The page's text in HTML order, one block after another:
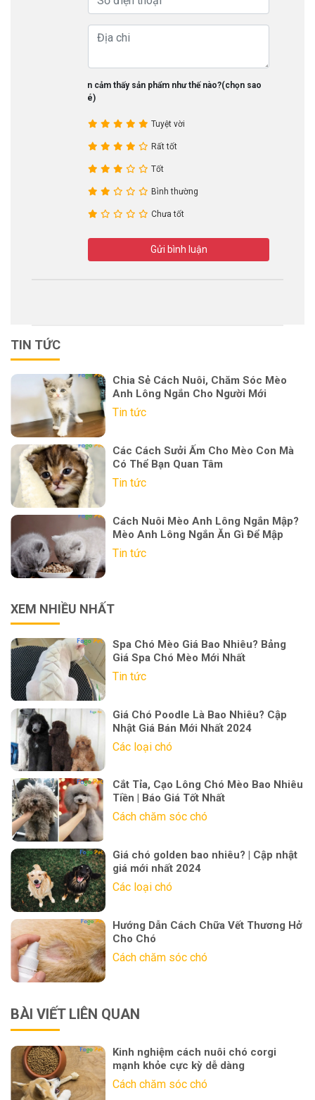
Bạn cảm thấy sản phẩm như thế nào?(chọn sao
nhé)
Tuyệt vời
Rất tốt
Tốt
Bình thường
Chưa tốt
Gửi bình luận
TIN TỨC
Chia Sẻ Cách Nuôi, Chăm Sóc Mèo
Anh Lông Ngắn Cho Người Mới
Tin tức
Các Cách Sưởi Ấm Cho Mèo Con Mà
Có Thể Bạn Quan Tâm
Tin tức
Cách Nuôi Mèo Anh Lông Ngắn Mập?
Mèo Anh Lông Ngắn Ăn Gì Để Mập
Tin tức
XEM NHIỀU NHẤT
Spa Chó Mèo Giá Bao Nhiêu? Bảng
Giá Spa Chó Mèo Mới Nhất
Tin tức
Giá Chó Poodle Là Bao Nhiêu? Cập
Nhật Giá Bán Mới Nhất 2024
Các loại chó
Cắt Tỉa, Cạo Lông Chó Mèo Bao Nhiêu
Tiền | Báo Giá Tốt Nhất
Cách chăm sóc chó
Giá chó golden bao nhiêu? | Cập nhật
giá mới nhất 2024
Các loại chó
Hướng Dẫn Cách Chữa Vết Thương Hở
Cho Chó
Cách chăm sóc chó
BÀI VIẾT LIÊN QUAN
Kinh nghiệm cách nuôi chó corgi
mạnh khỏe cực kỳ dễ dàng
Cách chăm sóc chó